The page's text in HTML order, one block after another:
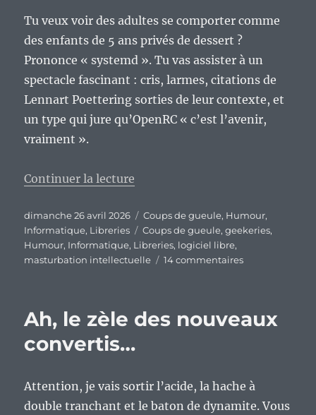
Tu veux voir des adultes se comporter comme
des enfants de 5 ans privés de dessert ?
Prononce « systemd ». Tu vas assister à un
spectacle fascinant : cris, larmes, citations de
Lennart Poettering sorties de leur contexte, et
un type qui jure qu’OpenRC « c’est l’avenir,
vraiment ».
Continuer la lecture
Publié
le
dimanche 26 avril 2026 Catégories
Coups de gueule, Humour,
Informatique, Libreries Étiquettes
Coups de gueule,geekeries,
Humour, Informatique, Libreries, logiciel libre,
masturbation intellectuelle
14 commentairessur
l’utilisateur
Quelle
belle
illusion
Ah, le zèle des nouveaux
convertis…
Attention, je vais sortir l’acide, la hache à
double tranchant et le baton de dynamite. Vous